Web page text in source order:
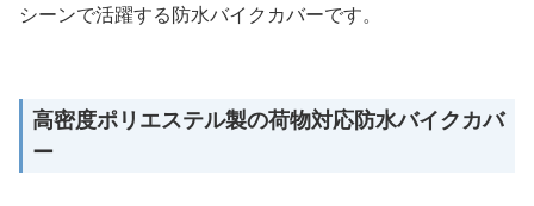
シーンで活躍する防水バイクカバーです。
高密度ポリエステル製の荷物対応防水バイクカバ
ー